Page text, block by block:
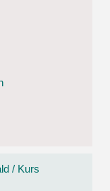
/ Kurs